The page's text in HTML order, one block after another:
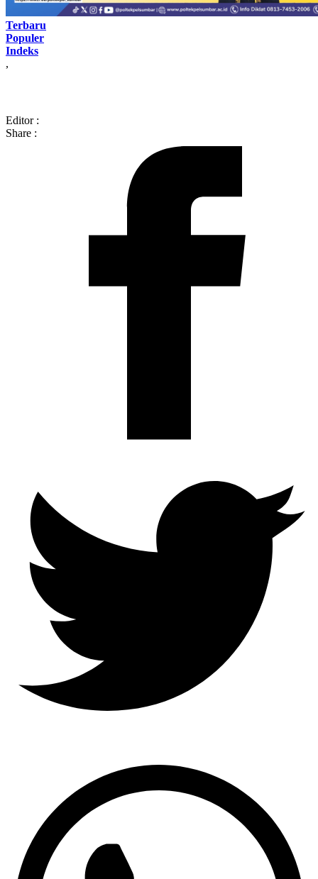
Terbaru
Populer
Indeks
,
Editor :
Share :